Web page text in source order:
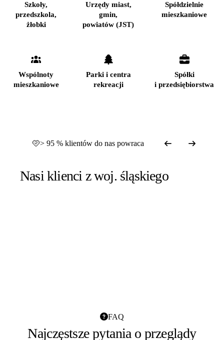
Szkoły,
przedszkola,
żłobki
Urzędy miast,
gmin,
powiatów (JST)
Spółdzielnie
mieszkaniowe
Wspólnoty
mieszkaniowe
Parki i centra
rekreacji
Spółki
i przedsiębiorstwa
> 95 % klientów do nas powraca
Nasi klienci z woj. śląskiego
FAQ
Najczęstsze pytania o przeglądy